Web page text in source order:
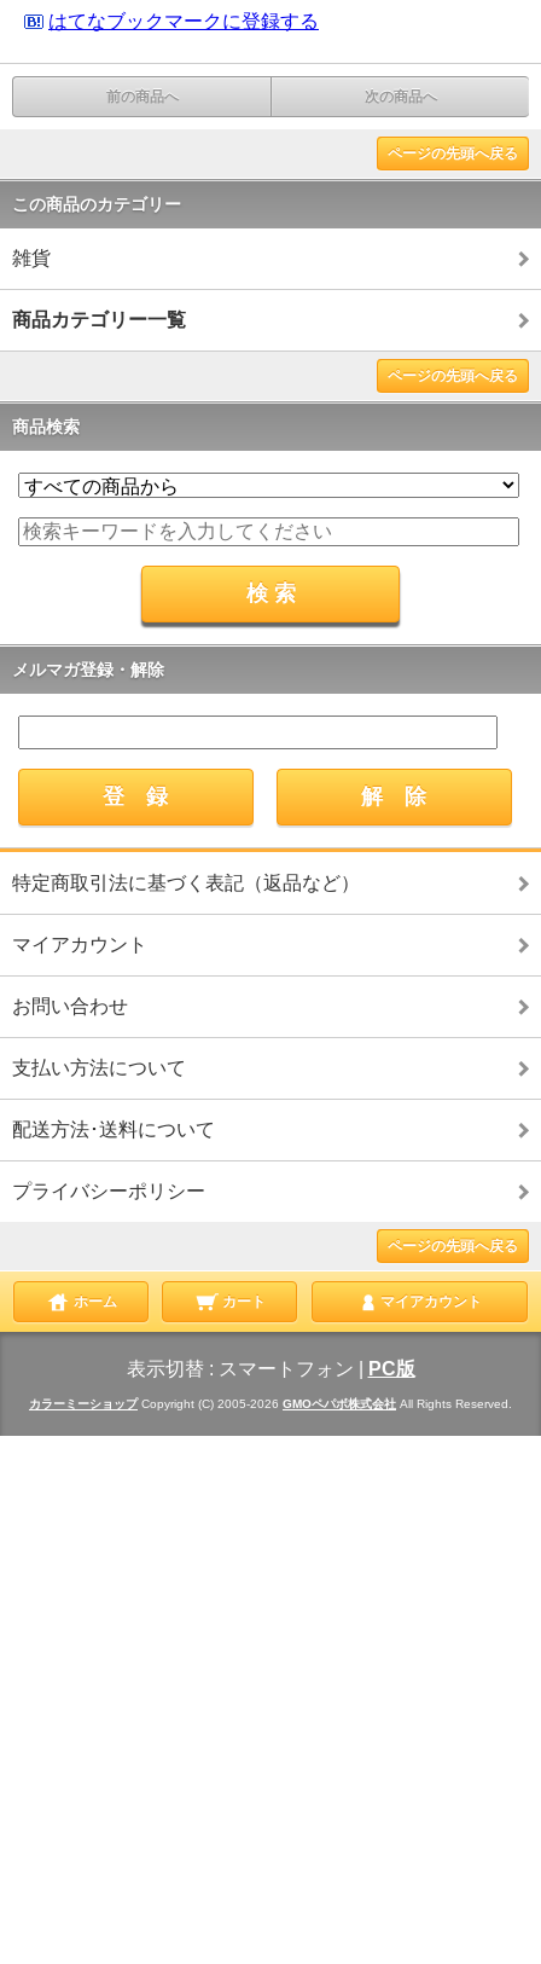
はてなブックマークに登録する
前の商品へ 次の商品へ
ページの先頭へ戻る
この商品のカテゴリー
雑貨
商品カテゴリー一覧
ページの先頭へ戻る
商品検索
メルマガ登録・解除
特定商取引法に基づく表記（返品など）
マイアカウント
お問い合わせ
支払い方法について
配送方法･送料について
プライバシーポリシー
ページの先頭へ戻る
ホーム カート マイアカウント
表示切替 : スマートフォン PC版
カラーミーショップCopyright (C) 2005-2026 GMOペパボ株式会社 All Rights Reserved.